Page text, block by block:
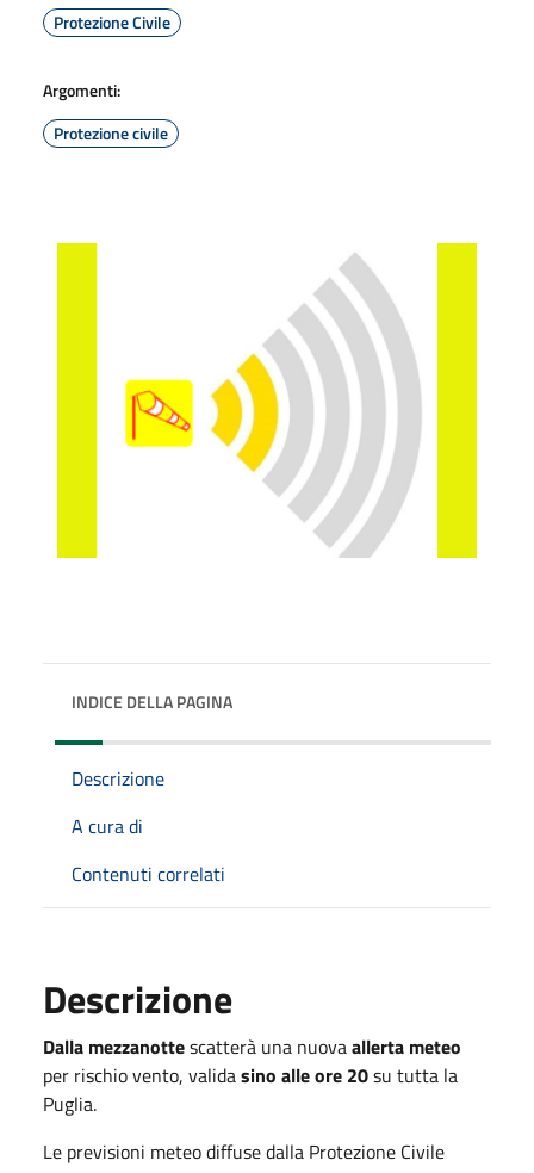
Protezione Civile
Argomenti:
Protezione civile
INDICE DELLA PAGINA
Descrizione
A cura di
Contenuti correlati
Descrizione
Dalla mezzanottescatterà una nuovaallerta meteo
per rischio vento, validasino alle ore 20su tutta la
Puglia.
Le previsioni meteo diffuse dalla Protezione Civile